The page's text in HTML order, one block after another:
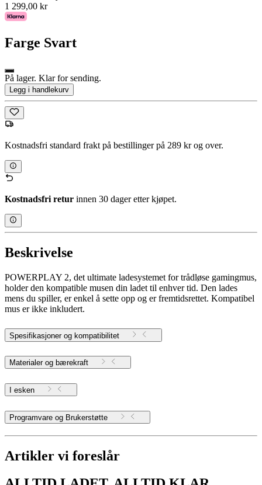
1 299,00 kr
Farge Svart
På lager. Klar for sending.
Legg i handlekurv
Kostnadsfri standard frakt på bestillinger på 289 kr og over.
Kostnadsfri retur innen 30 dager etter kjøpet.
Beskrivelse
POWERPLAY 2, det ultimate ladesystemet for trådløse gamingmus,
holder den kompatible musen din ladet til enhver tid. Den lades
mens du spiller, er enkel å sette opp og er fremtidsrettet. Kompatibel
mus er ikke inkludert.
Spesifikasjoner og kompatibilitet
Materialer og bærekraft
I esken
Programvare og Brukerstøtte
Artikler vi foreslår